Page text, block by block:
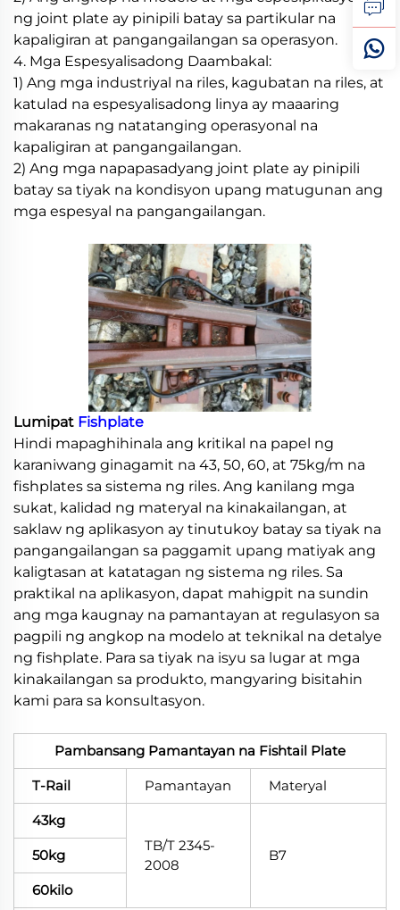
ng joint plate ay pinipili batay sa partikular na
kapaligiran at pangangailangan sa operasyon.
4. Mga Espesyalisadong Daambakal:
1) Ang mga industriyal na riles, kagubatan na riles, at
katulad na espesyalisadong linya ay maaaring
makaranas ng natatanging operasyonal na
kapaligiran at pangangailangan.
2) Ang mga napapasadyang joint plate ay pinipili
batay sa tiyak na kondisyon upang matugunan ang
mga espesyal na pangangailangan.
Lumipat Fishplate
Hindi mapaghihinala ang kritikal na papel ng
karaniwang ginagamit na 43, 50, 60, at 75kg/m na
fishplates sa sistema ng riles. Ang kanilang mga
sukat, kalidad ng materyal na kinakailangan, at
saklaw ng aplikasyon ay tinutukoy batay sa tiyak na
pangangailangan sa paggamit upang matiyak ang
kaligtasan at katatagan ng sistema ng riles. Sa
praktikal na aplikasyon, dapat mahigpit na sundin
ang mga kaugnay na pamantayan at regulasyon sa
pagpili ng angkop na modelo at teknikal na detalye
ng fishplate. Para sa tiyak na isyu sa lugar at mga
kinakailangan sa produkto, mangyaring bisitahin
kami para sa konsultasyon.
Pambansang Pamantayan na Fishtail Plate
T-Rail Pamantayan Materyal
43kg
TB/T 2345-
2008
B7
50kg
60kilo